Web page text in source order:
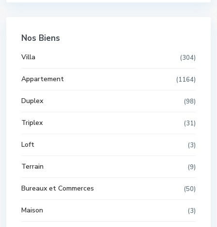
Nos Biens
Villa (304)
Appartement (1164)
Duplex (98)
Triplex (31)
Loft (3)
Terrain (9)
Bureaux et Commerces (50)
Maison (3)